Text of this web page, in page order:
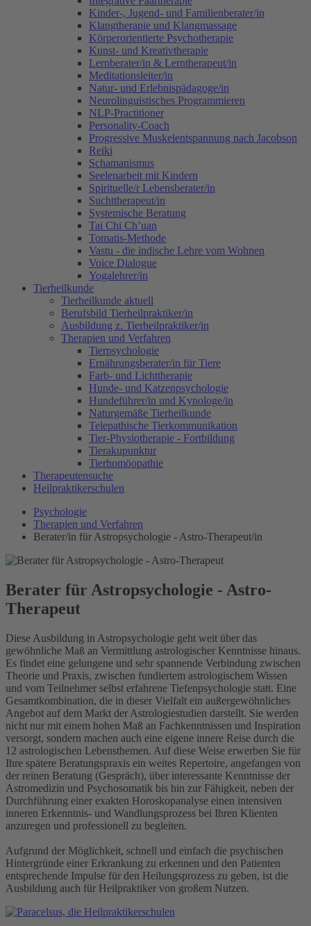
Kinder-, Jugend- und Familienberater/in
Klangtherapie und Klangmassage
Körperorientierte Psychotherapie
Kunst- und Kreativtherapie
Lernberater/in & Lerntherapeut/in
Meditationsleiter/in
Natur- und Erlebnispädagoge/in
Neurolinguistisches Programmieren
NLP-Practitioner
Personality-Coach
Progressive Muskelentspannung nach Jacobson
Reiki
Schamanismus
Seelenarbeit mit Kindern
Spirituelle/r Lebensberater/in
Suchttherapeut/in
Systemische Beratung
Tai Chi Ch’uan
Tomatis-Methode
Vastu - die indische Lehre vom Wohnen
Voice Dialogue
Yogalehrer/in
Tierheilkunde
Tierheilkunde aktuell
Berufsbild Tierheilpraktiker/in
Ausbildung z. Tierheilpraktiker/in
Therapien und Verfahren
Tierpsychologie
Ernährungsberater/in für Tiere
Farb- und Lichttherapie
Hunde- und Katzenpsychologie
Hundeführer/in und Kynologe/in
Naturgemäße Tierheilkunde
Telepathische Tierkommunikation
Tier-Physiotherapie - Fortbildung
Tierakupunktur
Tierhomöopathie
Therapeutensuche
Heilpraktikerschulen
Psychologie
Therapien und Verfahren
Berater/in für Astropsychologie - Astro-Therapeut/in
Berater für Astropsychologie - Astro-
Therapeut
Diese Ausbildung in Astropsychologie geht weit über das
gewöhnliche Maß an Vermittlung astrologischer Kenntnisse hinaus.
Es findet eine gelungene und sehr spannende Verbindung zwischen
Theorie und Praxis, zwischen fundiertem astrologischem Wissen
und vom Teilnehmer selbst erfahrene Tiefenpsychologie statt. Eine
Gesamtkombination, die in dieser Vielfalt ein außergewöhnliches
Angebot auf dem Markt der Astrologiestudien darstellt. Sie werden
nicht nur mit einem hohen Maß an Fachkenntnissen und Inspiration
versorgt, sondern machen auch eine eigene innere Reise durch die
12 astrologischen Lebensthemen. Auf diese Weise erwerben Sie für
Ihre spätere Beratungspraxis ein weites Repertoire, angefangen von
der reinen Beratung (Gespräch), über interessante Kenntnisse der
Astromedizin und Psychosomatik bis hin zur Fähigkeit, neben der
Durchführung einer exakten Horoskopanalyse einen intensiven
inneren Erkenntnis- und Wandlungsprozess bei Ihren Klienten
anzuregen und professionell zu begleiten.
Aufgrund der Möglichkeit, schnell und einfach die psychischen
Hintergründe einer Erkrankung zu erkennen und den Patienten
entsprechende Impulse für den Heilungsprozess zu geben, ist die
Ausbildung auch für Heilpraktiker von großem Nutzen.